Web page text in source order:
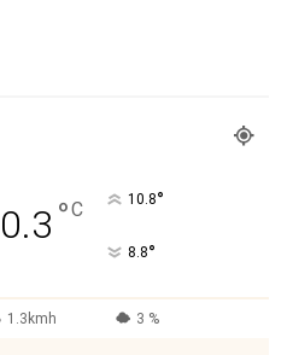
°C 10.8°
8.8°
1.3kmh 3 %